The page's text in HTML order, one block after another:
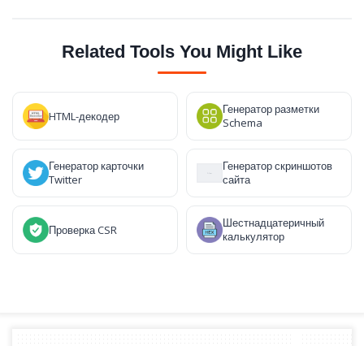
Related Tools You Might Like
HTML-декодер
Генератор разметки
Schema
Генератор карточки
Twitter
Генератор скриншотов
сайта
Проверка CSR
Шестнадцатеричный
калькулятор